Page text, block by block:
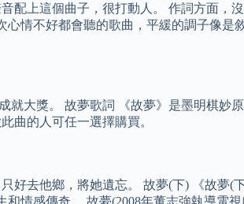
配上這個曲子，很打動人。 作詞方面，
情不好都會聽的歌曲，平緩的調子像是
就大獎。 故夢歌詞 《故夢》是墨明棋妙
曲的人可任一選擇購買。
去他鄉，將她遺忘。 故夢(下) 《故夢(